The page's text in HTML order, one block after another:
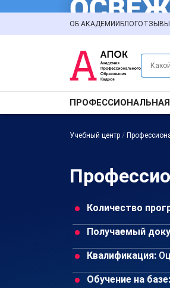
ОБ АКАДЕМИИ БЛОГОТЗЫВЫ
Учебный центр /
Количество
Получаемый
Квалификация:
Обучение на базе: